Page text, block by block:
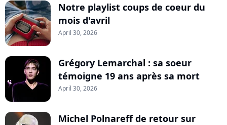
Notre playlist coups de coeur du
mois d'avril
April 30, 2026
Grégory Lemarchal : sa soeur
témoigne 19 ans après sa mort
April 30, 2026
Michel Polnareff de retour sur